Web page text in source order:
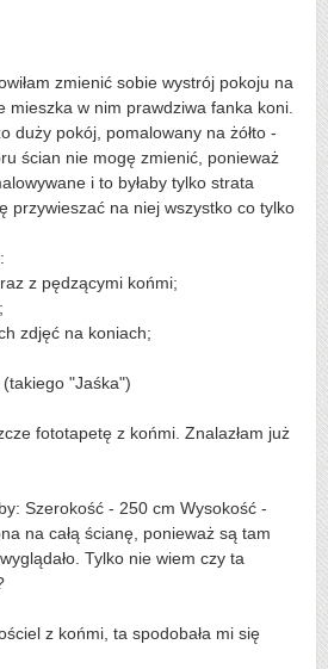
zmienić sobie wystrój pokoju na
mieszka w nim prawdziwa fanka koni.
duży pokój, pomalowany na żółto -
ścian nie mogę zmienić, ponieważ
i to byłaby tylko strata
przywieszać na niej wszystko co tylko
z pędzącymi końmi;
zdjęć na koniach;
"Jaśka")
fototapetę z końmi. Znalazłam już
Szerokość - 250 cm Wysokość -
na całą ścianę, ponieważ są tam
Tylko nie wiem czy ta
z końmi, ta spodobała mi się